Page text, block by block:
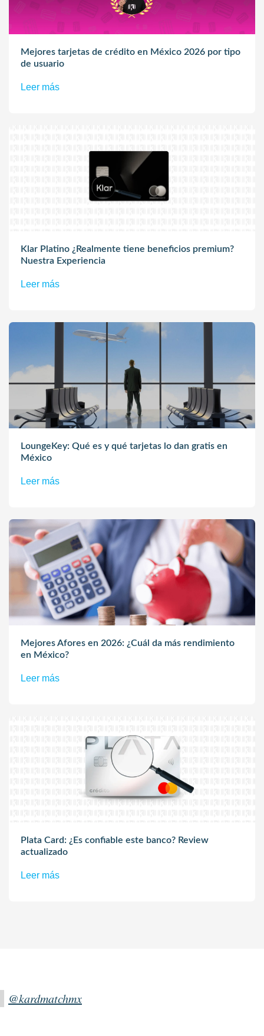
Mejores tarjetas de crédito en México 2026 por tipo
de usuario
Leer más
Klar Platino ¿Realmente tiene beneficios premium?
Nuestra Experiencia
Leer más
LoungeKey: Qué es y qué tarjetas lo dan gratis en
México
Leer más
Mejores Afores en 2026: ¿Cuál da más rendimiento
en México?
Leer más
Plata Card: ¿Es confiable este banco? Review
actualizado
Leer más
@kardmatchmx